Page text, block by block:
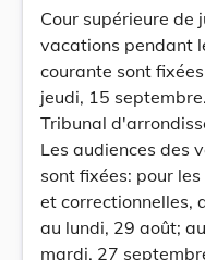
Cour supérieure de
vacations pendant
courante sont
jeudi, 15 septembre.
Tribunal
Les audiences des
sont fixées: pour
et correctionnelles,
au lundi, 29 août;
mardi, 27